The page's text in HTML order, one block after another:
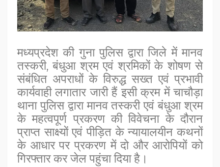
मध्यप्रदेश की गुना पुलिस द्वारा जिले में मानव
तस्करी, बंधुआ श्रम एवं श्रमिकों के शोषण से
संबंधित अपराधों के विरुद्ध सख्त एवं प्रभावी
कार्यवाही लगातार जारी हैं इसी क्रम में चाचौड़ा
थाना पुलिस द्वारा मानव तस्करी एवं बंधुआ श्रम
के महत्वपूर्ण प्रकरण की विवेचना के दौरान
प्राप्त साक्ष्यों एवं पीड़ित के न्यायालयीन कथनों
के आधार पर प्रकरण में दो और आरोपियों को
गिरफ्तार कर जेल पहुंचा दिया है।